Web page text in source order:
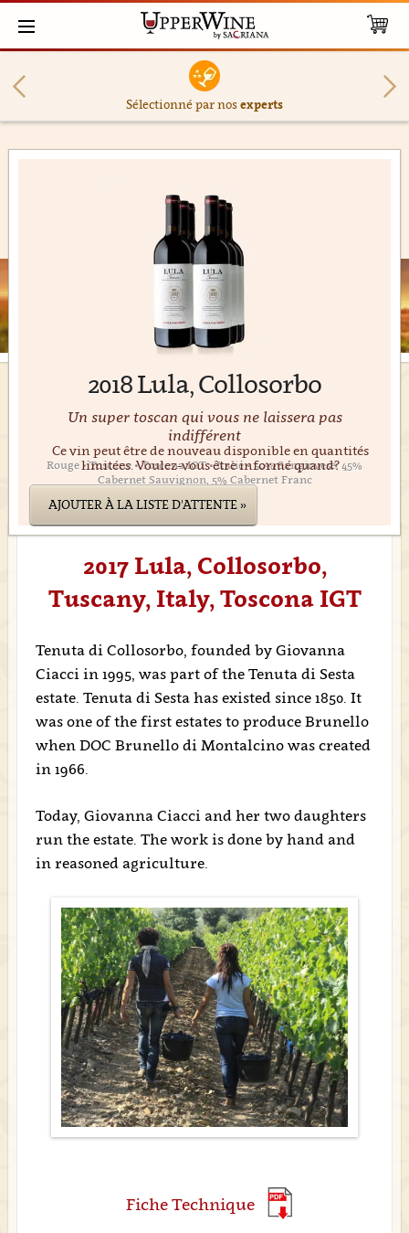
Sélectionné par nosexperts
2018 Lula, Collosorbo
Un super toscan qui vous ne laissera pas
indifférent
Rouge • Toscane • Toscona IGT • Italie • 50% Sangiovese, 45%
Cabernet Sauvignon, 5% Cabernet Franc
Ce vin peut être de nouveau disponible en quantités
limitées. Voulez-vous être informé quand?
AJOUTER À LA LISTE D'ATTENTE »
2017 Lula, Collosorbo,
Tuscany, Italy, Toscona IGT
Tenuta di Collosorbo, founded by Giovanna
Ciacci in 1995, was part of the Tenuta di Sesta
estate. Tenuta di Sesta has existed since 1850. It
was one of the first estates to produce Brunello
when DOC Brunello di Montalcino was created
in 1966.
Today, Giovanna Ciacci and her two daughters
run the estate. The work is done by hand and
in reasoned agriculture.
Fiche Technique